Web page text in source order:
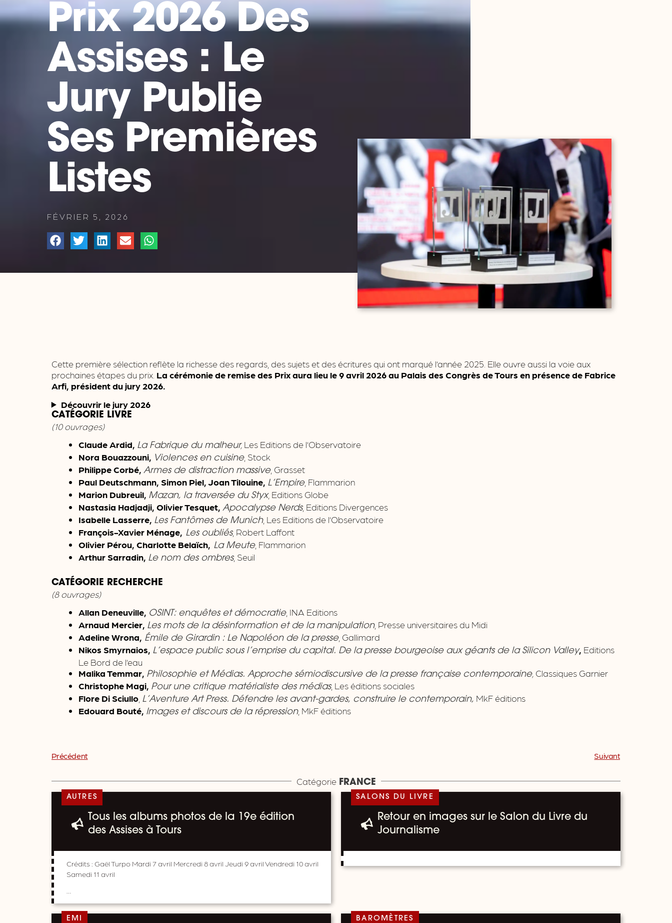
Prix 2026 Des
Assises : Le
Jury Publie
Ses Premières
Listes
FÉVRIER 5, 2026
Cette première sélection reflète la richesse des regards, des sujets et des écritures qui ont marqué l’année 2025. Elle ouvre aussi la voie aux
prochaines étapes du prix. La cérémonie de remise des Prix aura lieu le 9 avril 2026 au Palais des Congrès de Tours en présence de Fabrice
Arfi, président du jury 2026.
Découvrir le jury 2026
CATÉGORIE LIVRE
(10 ouvrages)
Claude Ardid, La Fabrique du malheur,Les Editions de l’Observatoire
Nora Bouazzouni,
Violences en cuisine, Stock
Philippe Corbé, Armes de distraction massive, Grasset
Paul Deutschmann, Simon Piel, Joan Tilouine, L’Empire, Flammarion
Marion Dubreuil, Mazan, la traversée du Styx, Editions Globe
Nastasia Hadjadji, Olivier Tesquet, Apocalypse Nerds, Editions Divergences
Isabelle Lasserre, Les Fantômes de Munich, Les Editions de l’Observatoire
François-Xavier Ménage,
Les oubliés, Robert Laffont
Olivier Pérou, Charlotte Belaïch,
La Meute, Flammarion
Arthur Sarradin, Le nom des ombres, Seuil
CATÉGORIE RECHERCHE
(8 ouvrages)
Allan Deneuville, OSINT: enquêtes et démocratie, INA Editions
Arnaud Mercier, Les mots de la désinformation et de la manipulation, Presse universitaires du Midi
Adeline Wrona, Émile de Girardin : Le Napoléon de la presse, Gallimard
Nikos Smyrnaios, L’espace public sous l’emprise du capital. De la presse bourgeoise aux géants de la Silicon Valley, Editions
Le Bord de l’eau
Malika Temmar, Philosophie et Médias. Approche sémiodiscursive de la presse française contemporaine, Classiques Garnier
Christophe Magi, Pour une critique matérialiste des médias, Les éditions sociales
Flore Di Sciullo, L’Aventure Art Press. Défendre les avant-gardes, construire le contemporain, MkF éditions
Edouard Bouté, Images et discours de la répression, MkF éditions
Précédent Suivant
Catégorie FRANCE
AUTRES
Tous les albums photos de la 19e édition
des Assises à Tours
Crédits : Gaël Turpo Mardi 7 avril Mercredi 8 avril Jeudi 9 avril Vendredi 10 avril
Samedi 11 avril
SALONS DU LIVRE
Retour en images sur le Salon du Livre du
Journalisme
EMI BAROMÈTRES